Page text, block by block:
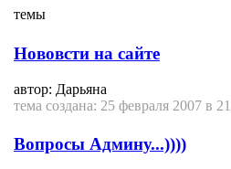
темы
Нововсти на сайте
автор: Дарьяна
тема создана: 25 февраля 2007 в
Вопросы Админу...))))